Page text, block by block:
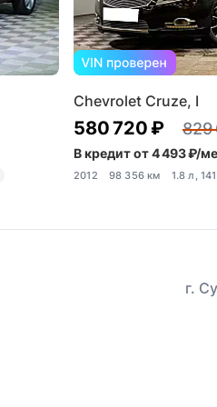
Chevrolet Cruze, I
580 720 ₽ 829
В кредит от 4 493 ₽/
2012 98 356 км 1.8 л,
г.